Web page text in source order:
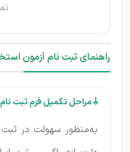
راهنمای ثبت نام آزمون
 مراحل تکمیل فرم ثبت نام
به‌منظور سهولت در